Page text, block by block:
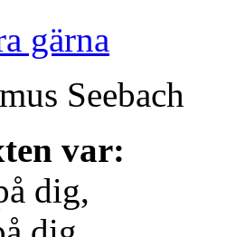
gärna
Seebach
var:
dig,